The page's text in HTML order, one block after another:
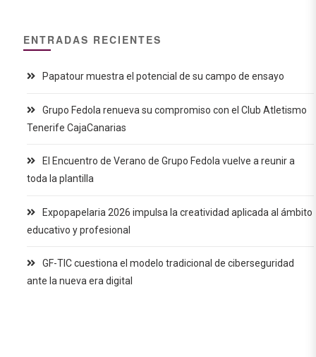
ENTRADAS RECIENTES
Papatour muestra el potencial de su campo de ensayo
Grupo Fedola renueva su compromiso con el Club Atletismo
Tenerife CajaCanarias
El Encuentro de Verano de Grupo Fedola vuelve a reunir a
toda la plantilla
Expopapelaria 2026 impulsa la creatividad aplicada al ámbito
educativo y profesional
GF-TIC cuestiona el modelo tradicional de ciberseguridad
ante la nueva era digital